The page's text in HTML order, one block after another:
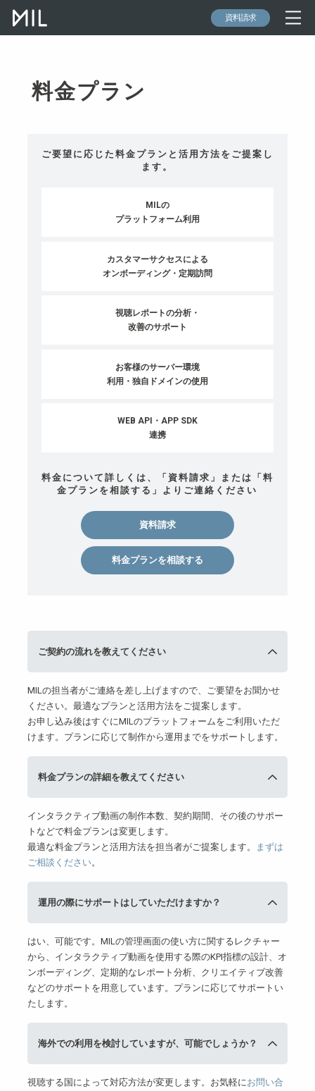
資料請求
料金プラン
ご要望に応じた料金プランと活用方法をご提案し
ます。
MILの
プラットフォーム利用
カスタマーサクセスによる
オンボーディング・定期訪問
視聴レポートの分析・
改善のサポート
お客様のサーバー環境
利用・独自ドメインの使用
WEB API・APP SDK
連携
料金について詳しくは、「資料請求」または「料
金プランを相談する」よりご連絡ください
資料請求
料金プランを相談する
ご契約の流れを教えてください
MILの担当者がご連絡を差し上げますので、ご要望をお聞かせ
ください。最適なプランと活用方法をご提案します。
お申し込み後はすぐにMILのプラットフォームをご利用いただ
けます。プランに応じて制作から運用までをサポートします。
料金プランの詳細を教えてください
インタラクティブ動画の制作本数、契約期間、その後のサポー
トなどで料金プランは変更します。
最適な料金プランと活用方法を担当者がご提案します。
まずは
ご相談ください。
運用の際にサポートはしていただけますか？
はい、可能です。MILの管理画面の使い方に関するレクチャー
から、インタラクティブ動画を使用する際のKPI指標の設計、オ
ンボーディング、定期的なレポート分析、クリエイティブ改善
などのサポートを用意しています。プランに応じてサポートい
たします。
海外での利用を検討していますが、可能でしょうか？
視聴する国によって対応方法が変更します。お気軽に お問い合